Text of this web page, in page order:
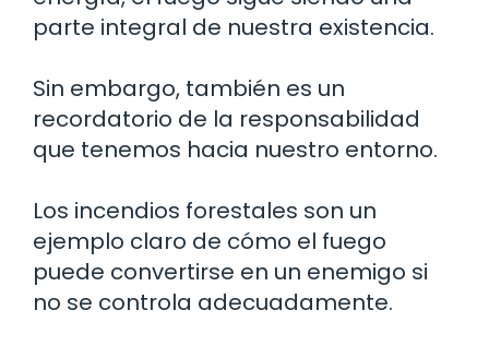
parte integral de nuestra existencia.
Sin embargo, también es un
recordatorio de la responsabilidad
que tenemos hacia nuestro entorno.
Los incendios forestales son un
ejemplo claro de cómo el fuego
puede convertirse en un enemigo si
no se controla adecuadamente.